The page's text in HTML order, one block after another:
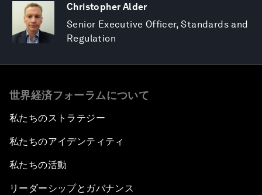
Christopher Alder
Senior Executive Officer, Standards and
Regulation
世界経済フォーラムについて
私たちのストラテジー
私たちのアイデンティティ
私たちの活動
リーダーシップとガバナンス